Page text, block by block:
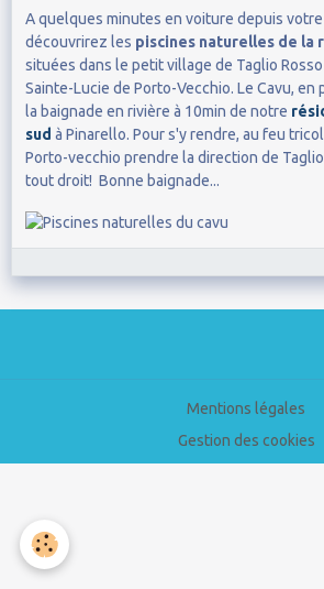
A quelques minutes en voiture depuis
découvrirez les piscines naturelles de la
situées dans le petit village de Taglio
Sainte-Lucie de Porto-Vecchio. Le Cavu,
la baignade en rivière à 10min de notre
sud à Pinarello. Pour s'y rendre, au feu
Porto-vecchio prendre la direction de
tout droit! Bonne baignade...
Mentions légales
Gestion des cookies